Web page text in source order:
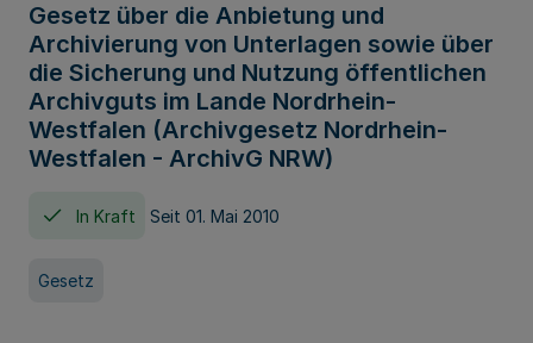
Gesetz über die Anbietung und
Archivierung von Unterlagen sowie über
die Sicherung und Nutzung öffentlichen
Archivguts im Lande Nordrhein-
Westfalen (Archivgesetz Nordrhein-
Westfalen - ArchivG NRW)
In Kraft Seit 01. Mai 2010
Gesetz